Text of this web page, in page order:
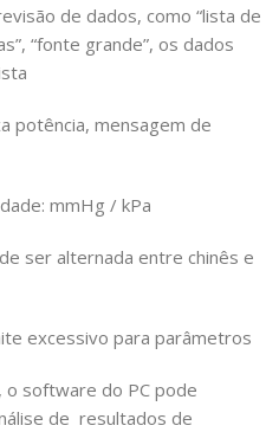
de dados, como “lista de
“fonte grande”, os dados
potência, mensagem de
mmHg / kPa
ser alternada entre chinês e
excessivo para parâmetros
o software do PC pode
de resultados de